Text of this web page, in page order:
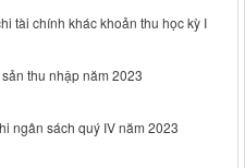
tài chính khác khoản thu học kỳ I
thu nhập năm 2023
ngân sách quý IV năm 2023